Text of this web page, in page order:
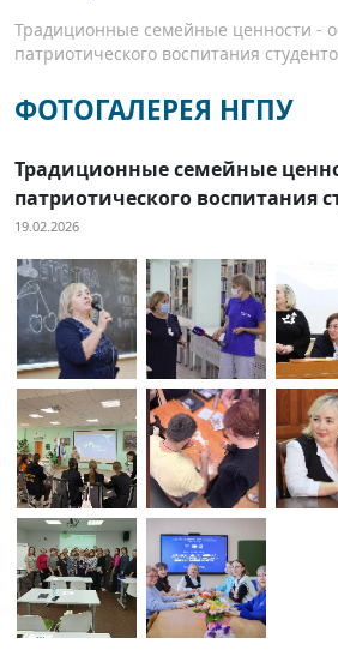
Традиционные семейные ценности -
патриотического воспитания
ФОТОГАЛЕРЕЯ НГПУ
Традиционные семейные
патриотического воспитания
19.02.2026